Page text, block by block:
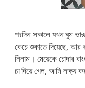
পরদিন সকালে যখন ঘুম
কেচে শুকাতে দিয়েছে, আর
নিলাম। মেয়েকে চোদার
চা দিয়ে গেল, আমি লক্ষ্য